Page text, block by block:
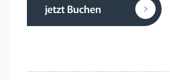
jetzt Buchen